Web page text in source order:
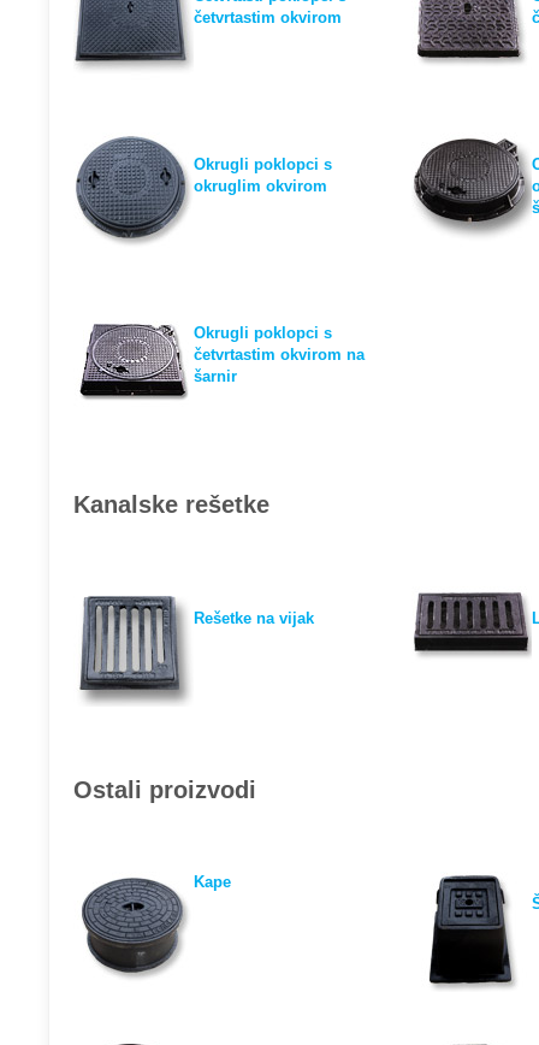
četvrtastim okvirom
Okrugli poklopci s
okruglim okvirom
Okrugli poklopci s
četvrtastim okvirom na
šarnir
Kanalske rešetke
Rešetke na vijak
Ostali proizvodi
Kape